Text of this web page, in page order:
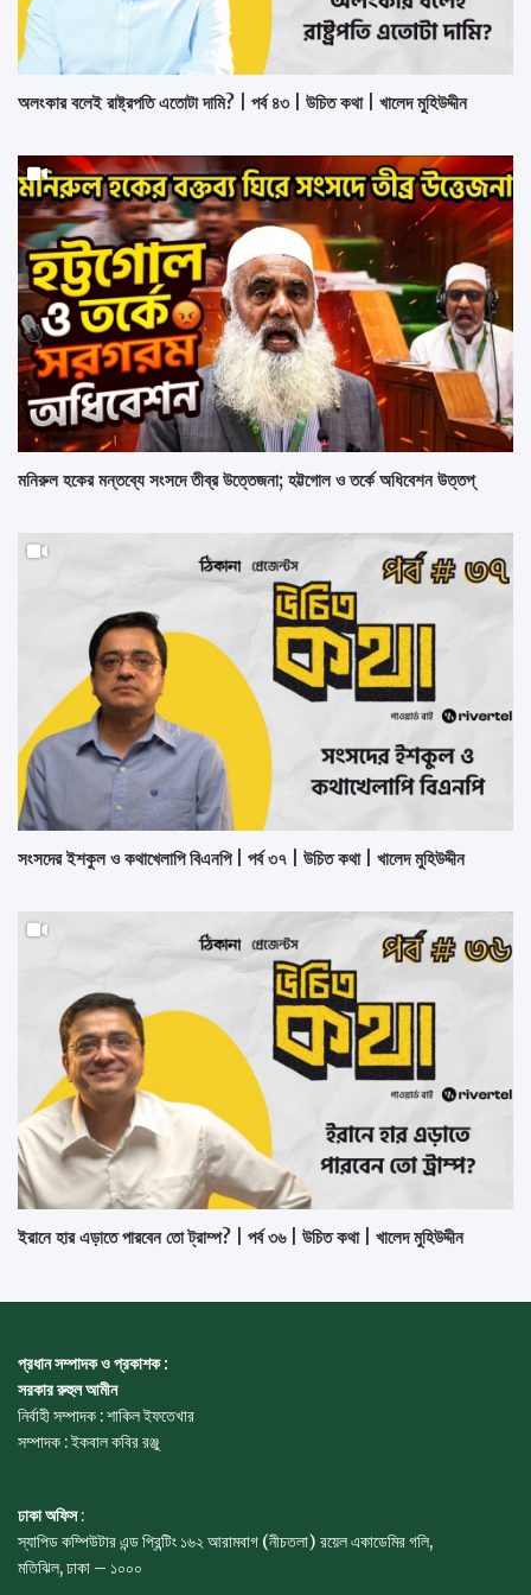
অলংকার বলেই রাষ্ট্রপতি এতোটা দামি? | পর্ব ৪৩ | উচিত কথা | খালেদ মুহিউদ্দীন
মনিরুল হকের মন্তব্যে সংসদে তীব্র উত্তেজনা; হট্টগোল ও তর্কে অধিবেশন উত্তপ্
সংসদের ইশকুল ও কথাখেলাপি বিএনপি | পর্ব ৩৭ | উচিত কথা | খালেদ মুহিউদ্দীন
ইরানে হার এড়াতে পারবেন তো ট্রাম্প? | পর্ব ৩৬ | উচিত কথা | খালেদ মুহিউদ্দীন
প্রধান সম্পাদক ও প্রকাশক :
সরকার রুহুল আমীন
নির্বাহী সম্পাদক : শাকিল ইফতেখার
সম্পাদক : ইকবাল কবির রঞ্জু
ঢাকা অফিস:
স্যাপিড কম্পিউটার এন্ড প্রিন্টিং ১৬২ আরামবাগ (নীচতলা) রয়েল একাডেমির গলি,
মতিঝিল, ঢাকা – ১০০০